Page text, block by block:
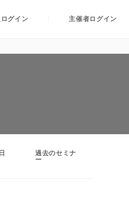
グイン 主催者ログイン
過去のセミナ
ー